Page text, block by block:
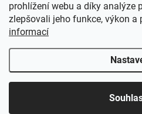
prohlížení webu a díky analýze
zlepšovali jeho funkce, výkon a
informací
vybrané produkty. Akce platí
Židle24.cz .